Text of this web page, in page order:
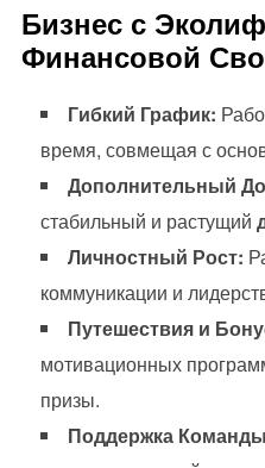
Бизнес с
Финансовой
Гибкий График:
время, совмещая с
Дополнительный
стабильный и растущий
Личностный Рост:
коммуникации и
Путешествия и
мотивационных
призы.
Поддержка